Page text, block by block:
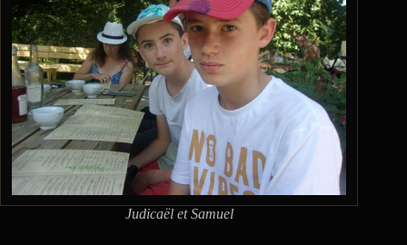
Judicaël et Samuel